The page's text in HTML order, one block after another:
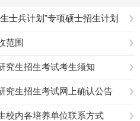
士兵计划”专项硕士招生计划
范围
究生招生考试考生须知
究生招生考试网上确认公告
校内各培养单位联系方式